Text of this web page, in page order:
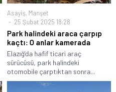
Asayiş, Manşet
25 Şubat 2025 18:28
Park halindeki araca çarpıp
kaçtı: O anlar kamerada
Elazığ’da hafif ticari araç
sürücüsü, park halindeki
otomobile çarptıktan sonra...